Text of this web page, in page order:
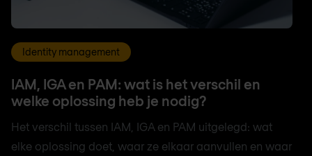
Identity management
IAM, IGA en PAM: wat is het verschil en
welke oplossing heb je nodig?
Het verschil tussen IAM, IGA en PAM uitgelegd: wat
elke oplossing doet, waar ze elkaar aanvullen en waar